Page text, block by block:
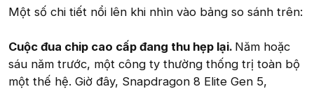
Một số chi tiết nổi lên khi nhìn vào bảng so sánh trên:
Cuộc đua chip cao cấp đang thu hẹp lại. Năm hoặc
sáu năm trước, một công ty thường thống trị toàn bộ
một thế hệ. Giờ đây, Snapdragon 8 Elite Gen 5,